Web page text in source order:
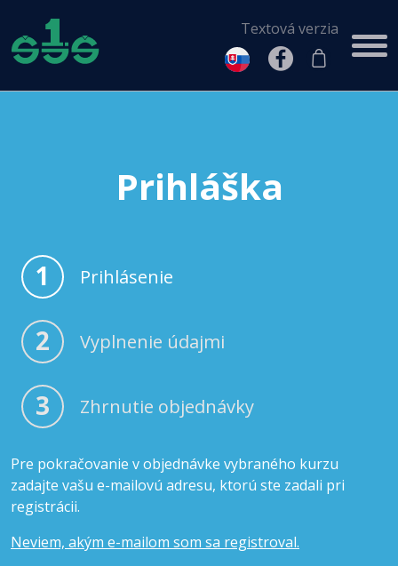
Textová verzia
Prihláška
1 Prihlásenie
2 Vyplnenie údajmi
3 Zhrnutie objednávky
Pre pokračovanie v objednávke vybraného kurzu
zadajte vašu e-mailovú adresu, ktorú ste zadali pri
registrácii.
Neviem, akým e-mailom som sa registroval.